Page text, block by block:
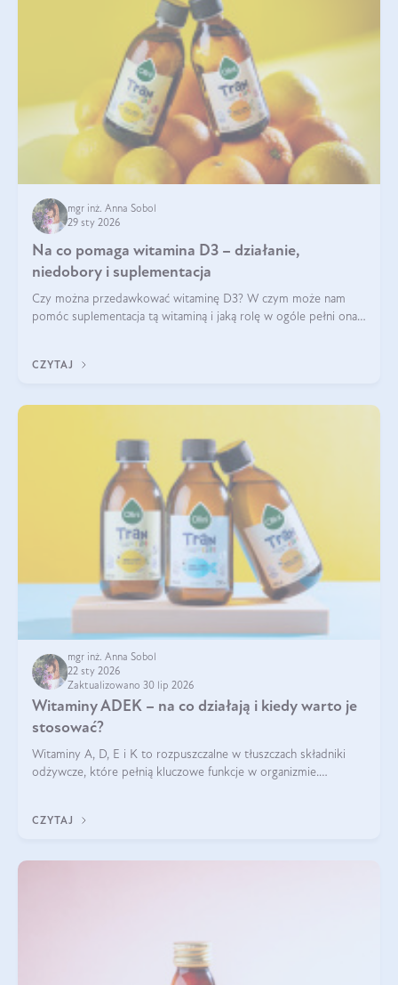
mgr inż. Anna Sobol
29 sty 2026
Na co pomaga witamina D3 – działanie,
niedobory i suplementacja
Czy można przedawkować witaminę D3? W czym może nam
pomóc suplementacja tą witaminą i jaką rolę w ogóle pełni ona
robić?
CZYTAJ
mgr inż. Anna Sobol
22 sty 2026
Zaktualizowano 30 lip 2026
Witaminy ADEK – na co działają i kiedy warto je
stosować?
Witaminy A, D, E i K to rozpuszczalne w tłuszczach składniki
odżywcze, które pełnią kluczowe funkcje w organizmie.
CZYTAJ